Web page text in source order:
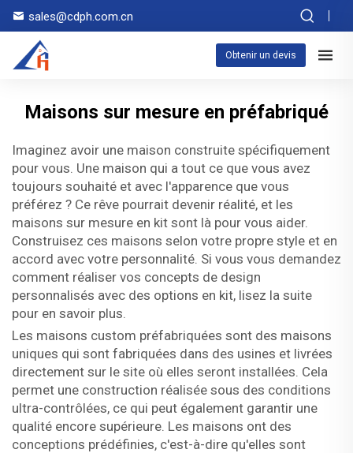
sales@cdph.com.cn
Obtenir un devis
Maisons sur mesure en préfabriqué
Imaginez avoir une maison construite spécifiquement
pour vous. Une maison qui a tout ce que vous avez
toujours souhaité et avec l'apparence que vous
préférez ? Ce rêve pourrait devenir réalité, et les
maisons sur mesure en kit sont là pour vous aider.
Construisez ces maisons selon votre propre style et en
accord avec votre personnalité. Si vous vous demandez
comment réaliser vos concepts de design
personnalisés avec des options en kit, lisez la suite
pour en savoir plus.
Les maisons custom préfabriquées sont des maisons
uniques qui sont fabriquées dans des usines et livrées
directement sur le site où elles seront installées. Cela
permet une construction réalisée sous des conditions
ultra-contrôlées, ce qui peut également garantir une
qualité encore supérieure. Les maisons ont des
conceptions prédéfinies, c'est-à-dire qu'elles sont